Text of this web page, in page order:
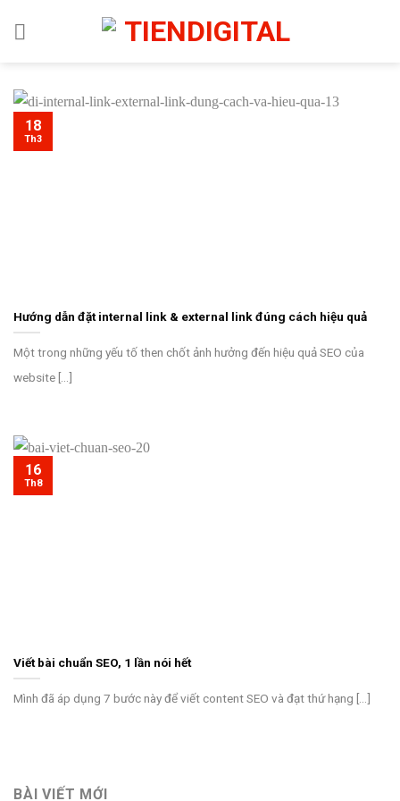
đến
dung
Hướng dẫn đặt internal link & external link đúng cách hiệu quả
Một trong những yếu tố then chốt ảnh hưởng đến hiệu quả SEO của
website [...]
18
Th3
Viết bài chuẩn SEO, 1 lần nói hết
Mình đã áp dụng 7 bước này để viết content SEO và đạt thứ hạng [...]
16
Th8
BÀI VIẾT MỚI